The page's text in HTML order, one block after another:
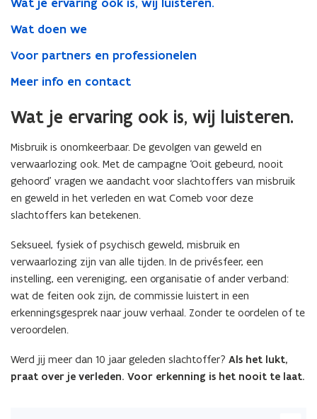
Wat je ervaring ook is, wij luisteren.
Wat doen we
Voor partners en professionelen
Meer info en contact
Wat je ervaring ook is, wij luisteren.
Misbruik is onomkeerbaar. De gevolgen van geweld en
verwaarlozing ook. Met de campagne ‘Ooit gebeurd, nooit
gehoord’ vragen we aandacht voor slachtoffers van misbruik
en geweld in het verleden en wat Comeb voor deze
slachtoffers kan betekenen.
Seksueel, fysiek of psychisch geweld, misbruik en
verwaarlozing zijn van alle tijden. In de privésfeer, een
instelling, een vereniging, een organisatie of ander verband:
wat de feiten ook zijn, de commissie luistert in een
erkenningsgesprek naar jouw verhaal. Zonder te oordelen of te
veroordelen.
Werd jij meer dan 10 jaar geleden slachtoffer? Als het lukt,
praat over je verleden. Voor erkenning is het nooit te laat.